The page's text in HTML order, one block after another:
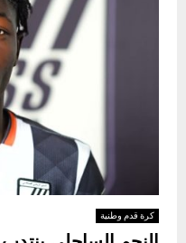
كرة قدم وطنية